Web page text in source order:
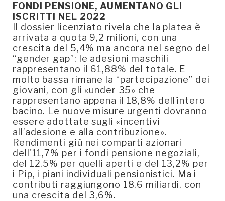
FONDI PENSIONE, AUMENTANO GLI
ISCRITTI NEL 2022
Il dossier licenziato rivela che la platea è
arrivata a quota 9,2 milioni, con una
crescita del 5,4% ma ancora nel segno del
“gender gap”: le adesioni maschili
rappresentano il 61,88% del totale. E
molto bassa rimane la “partecipazione” dei
giovani, con gli «under 35» che
rappresentano appena il 18,8% dell’intero
bacino. Le nuove misure urgenti dovranno
essere adottate sugli «incentivi
all’adesione e alla contribuzione».
Rendimenti giù nei comparti azionari
dell'11,7% per i fondi pensione negoziali,
del 12,5% per quelli aperti e del 13,2% per
i Pip, i piani individuali pensionistici. Ma i
contributi raggiungono 18,6 miliardi, con
una crescita del 3,6%.